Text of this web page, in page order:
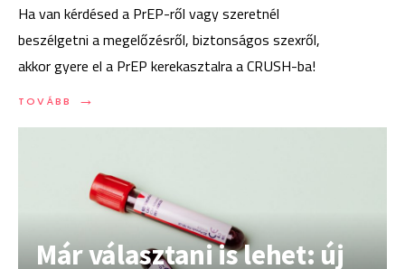
Ha van kérdésed a PrEP-ről vagy szeretnél
beszélgetni a megelőzésről, biztonságos szexről,
akkor gyere el a PrEP kerekasztalra a CRUSH-ba!
TOVÁBB →
TOVÁBB:
HÉTEN
Már választani is lehet: új